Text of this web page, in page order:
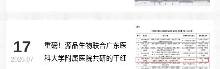
17
2026.07
重磅！源品生物联合广东医
科大学附属医院共研的干细